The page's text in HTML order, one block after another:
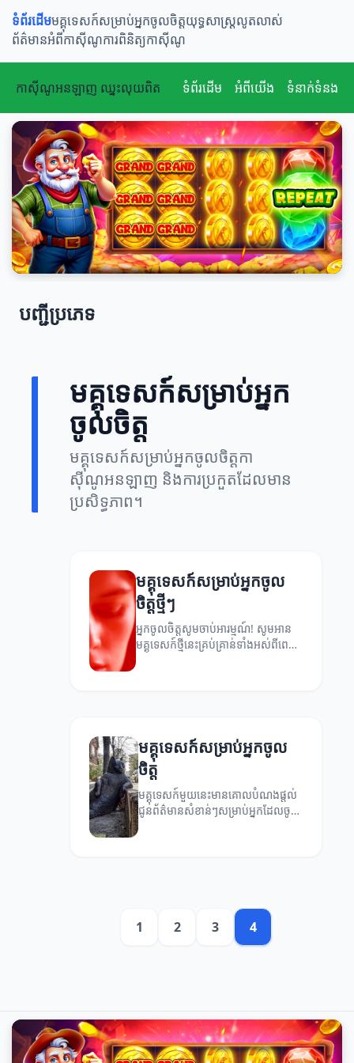
ទំព័រដើមមគ្គុទេសក៍សម្រាប់អ្នកចូលចិត្តយុទ្ធសាស្ត្រលូតលាស់
ព័ត៌មានអំពីកាស៊ីណូការពិនិត្យកាស៊ីណូ
កាស៊ីណូអនឡាញ ឈ្នះលុយពិត ទំព័រដើម អំពីយើង ទំនាក់ទំនង
បញ្ជីប្រភេទ
មគ្គុទេសក៍សម្រាប់អ្នក
ចូលចិត្ត
មគ្គុទេសក៍សម្រាប់អ្នកចូលចិត្តកា
ស៊ីណូអនឡាញ និងការប្រកួតដែលមាន
ប្រសិទ្ធភាព។
មគ្គុទេសក៍សម្រាប់អ្នកចូល
ចិត្តថ្មីៗ
អ្នកចូលចិត្តសូមចាប់អារម្មណ៍! សូមអាន
មគ្គុទេសក៍ថ្មីនេះគ្រប់គ្រាន់ទាំងអស់ពីពេល
មគ្គុទេសក៍សម្រាប់អ្នកចូល
ចិត្ត
មគ្គុទេសក៍មួយនេះមានគោលបំណងផ្តល់
ជូនព័ត៌មានសំខាន់ៗសម្រាប់អ្នកដែលចូល
ចិត្ត។
1 2 3 4